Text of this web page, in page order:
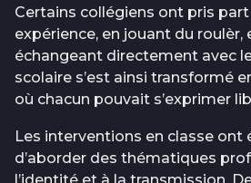
Certains collégiens ont pris
expérience, en jouant du roulèr,
échangeant directement avec
scolaire s’est ainsi transformé
où chacun pouvait s’exprimer
Les interventions en classe ont
d’aborder des thématiques
l’identité et à la transmission.